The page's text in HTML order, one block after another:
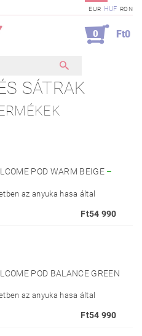
EUR HUF RON
0 Ft0
SÁTRAK
POD WARM BEIGE –
az anyuka hasa által
Ft54 990
POD BALANCE GREEN
az anyuka hasa által
Ft54 990